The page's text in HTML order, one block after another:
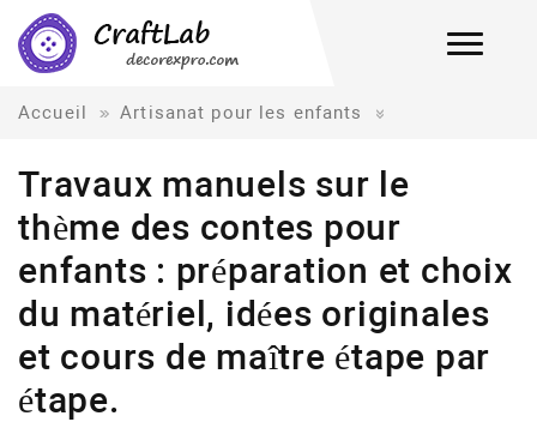
Accueil Artisanat pour les enfants
Travaux manuels sur le
thème des contes pour
enfants : préparation et choix
du matériel, idées originales
et cours de maître étape par
étape.